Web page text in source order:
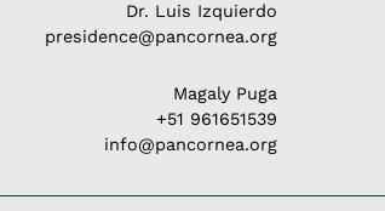
Dr. Luis Izquierdo
presidence@pancornea.org
Magaly Puga
+51 961651539
info@pancornea.org